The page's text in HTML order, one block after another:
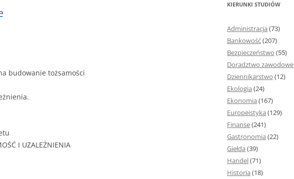
BIBLIOGRAFICZNYCH
ZAWARTOŚĆ I ROZMIAR PRACY
DYPLOMOWEJ
ESTETYKA PRACY DYPLOMOWEJ –
WYRÓŻNIENIA, NUMEROWANIE
CZCIONKA, MARGINESY I
WIELKOŚĆ STRON
STRUKTURA AKAPITU W PRACY
DYPLOMOWEJ
budowanie tożsamości
I UZALEŻNIENIA
KIERUNKI STUDIÓW
Administracja (73)
Bankowość(207)
Bezpieczeństwo (55)
Doradztwo zawodowe
Dziennikarstwo (12)
Ekologia (24)
Ekonomia (167)
Europeistyka (129)
Finanse(241)
Gastronomia (22)
Giełda (39)
Handel(71)
Historia (18)